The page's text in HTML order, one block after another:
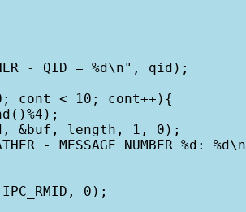
- QID = %d\n", qid);
cont < 10; cont++){
&buf, length, 1, 0);
- MESSAGE NUMBER %d:
0);